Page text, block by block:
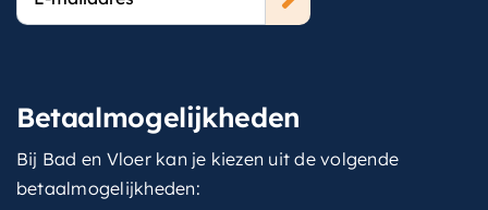
mailadres
Betaalmogelijkheden
Bij Bad en Vloer kan je kiezen uit de volgende
betaalmogelijkheden: